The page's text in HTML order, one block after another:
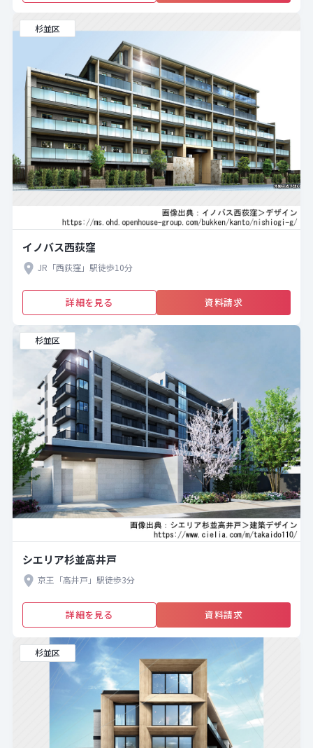
杉並区
イノバス西荻窪
JR「西荻窪」駅徒歩10分
詳細を見る 資料請求
杉並区
シエリア杉並高井戸
京王「高井戸」駅徒歩3分
詳細を見る 資料請求
杉並区